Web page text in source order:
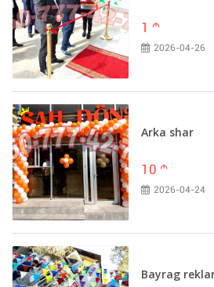
1 m
2026-04-26
Arka shar
10 m
2026-04-24
Bayrag